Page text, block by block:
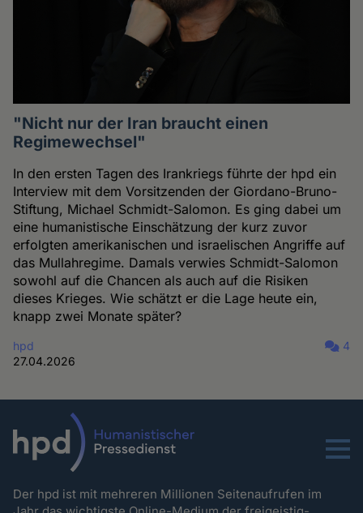
"Nicht nur der Iran braucht einen
Regimewechsel"
In den ersten Tagen des Irankriegs führte der hpd ein
Interview mit dem Vorsitzenden der Giordano-Bruno-
Stiftung, Michael Schmidt-Salomon. Es ging dabei um
eine humanistische Einschätzung der kurz zuvor
erfolgten amerikanischen und israelischen Angriffe auf
das Mullahregime. Damals verwies Schmidt-Salomon
sowohl auf die Chancen als auch auf die Risiken
dieses Krieges. Wie schätzt er die Lage heute ein,
knapp zwei Monate später?
hpd
27.04.2026
4
Menu
Der hpd ist mit mehreren Millionen Seitenaufrufen im